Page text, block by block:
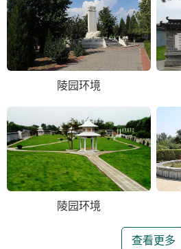
陵园环境
陵园环境
查看更多